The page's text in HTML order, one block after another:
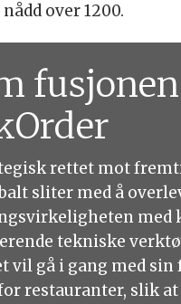
over 1200.
rettet mot
sliter med å
tekniske
vil gå i gang med
restauranter, slik